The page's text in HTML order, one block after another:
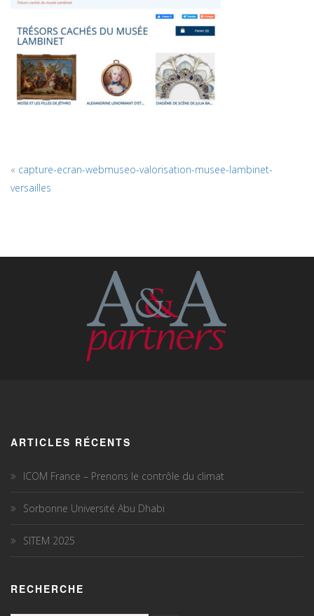
« capture-ecran-webmuseo-valorisation-musee-lambinet-
versailles
ARTICLES RÉCENTS
ICOM France – Prenons le contrôle du climat
Sorbonne Université Abu Dhabi
SITEM 2025
RECHERCHE